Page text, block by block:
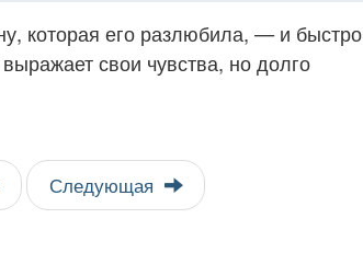
которая его разлюбила, — и быстро
свои чувства, но долго
Следующая